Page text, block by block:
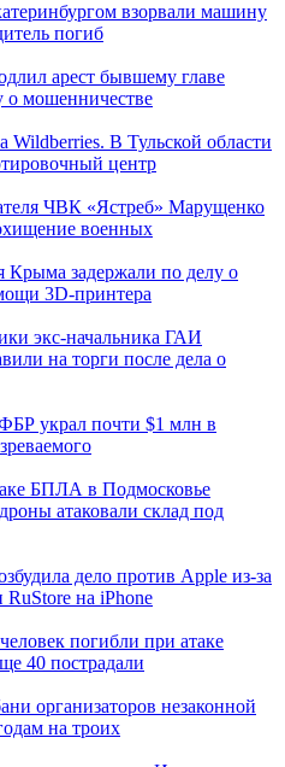
взорвали машину
погиб
арест бывшему главе
о мошенничестве
Wildberries. В Тульской области
центр
ЧВК «Ястреб» Марущенко
военных
Крыма задержали по делу о
3D‑принтера
экс-начальника ГАИ
на торги после дела о
украл почти $1 млн в
БПЛА в Подмосковье
атаковали склад под
дело против Apple из-за
RuStore на iPhone
погибли при атаке
40 пострадали
организаторов незаконной
на троих